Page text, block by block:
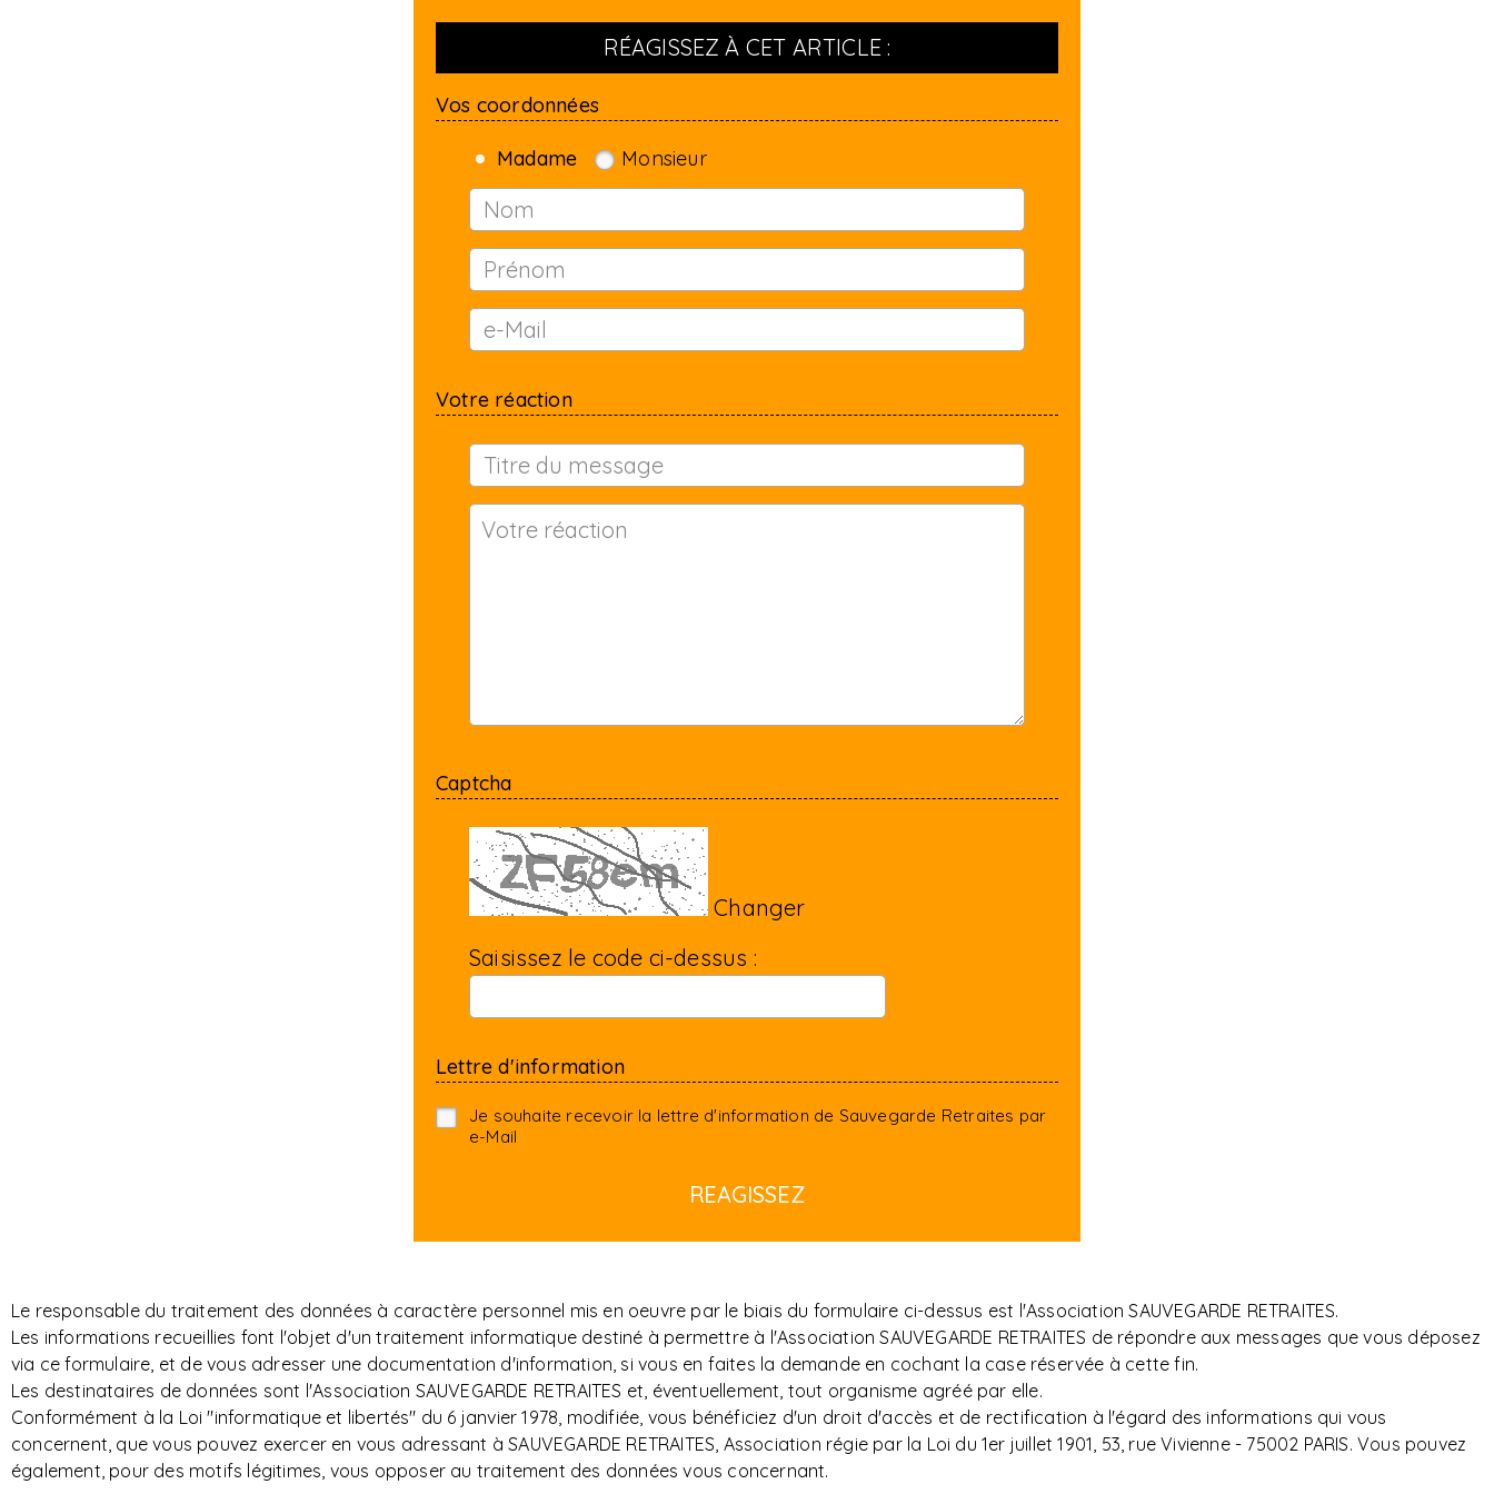
RÉAGISSEZ À CET ARTICLE :
Vos coordonnées
Madame Monsieur
Votre réaction
Captcha
Changer
Saisissez le code ci-dessus :
Lettre d'information
Je souhaite recevoir la lettre d'information de Sauvegarde Retraites par
e-Mail
Le responsable du traitement des données à caractère personnel mis en oeuvre par le biais du formulaire ci-dessus est l'Association SAUVEGARDE RETRAITES.
Les informations recueillies font l'objet d'un traitement informatique destiné à permettre à l'Association SAUVEGARDE RETRAITES de répondre aux messages que vous déposez
via ce formulaire, et de vous adresser une documentation d'information, si vous en faites la demande en cochant la case réservée à cette fin.
Les destinataires de données sont l'Association SAUVEGARDE RETRAITES et, éventuellement, tout organisme agréé par elle.
Conformément à la Loi "informatique et libertés" du 6 janvier 1978, modifiée, vous bénéficiez d'un droit d'accès et de rectification à l'égard des informations qui vous
concernent, que vous pouvez exercer en vous adressant à SAUVEGARDE RETRAITES, Association régie par la Loi du 1er juillet 1901, 53, rue Vivienne - 75002 PARIS. Vous pouvez
également, pour des motifs légitimes, vous opposer au traitement des données vous concernant.